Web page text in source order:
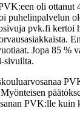
oli ottanut
puhelinpalvelun
pvk.fi kertoi
Jopa 85 %
sivuilta.
PVK:lle kuin